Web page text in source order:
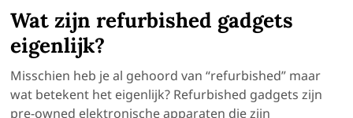
Wat zijn refurbished gadgets
eigenlijk?
Misschien heb je al gehoord van “refurbished” maar
wat betekent het eigenlijk? Refurbished gadgets zijn
pre-owned elektronische apparaten die zijn